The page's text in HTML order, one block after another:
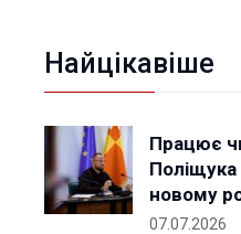
Найцікавіше
Працює
Поліщука
новому
07.07.2026